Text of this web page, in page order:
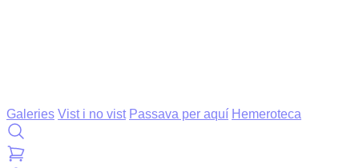
Galeries Vist i no vist Passava per aquí Hemeroteca